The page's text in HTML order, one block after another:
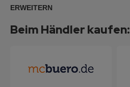
ERWEITERN
Beim Händler kaufen: